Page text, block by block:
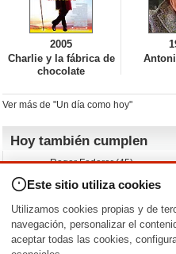
2005
Charlie y la fábrica de
chocolate
Ver más de "Un día como hoy"
Hoy también cumplen
Roger Federer (45)
Dustin Hoffman (89)
Martin Brest (75)
Adam Roarke (89)
Nacimientos y estrenos
Este sitio utiliza cookies
Utilizamos cookies propias y de
navegación, personalizar el
aceptar todas las cookies,